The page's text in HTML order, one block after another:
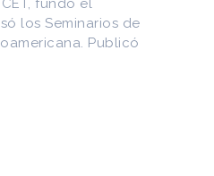
recuperados
de la Yaya de